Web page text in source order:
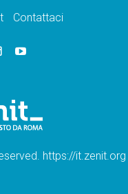
Contattaci
https://it.zenit.org